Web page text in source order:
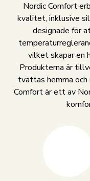
Nordic Comfort
kvalitet, inklusive
designade för
vilket skapar en
Produkterna är
tvättas hemma
Comfort är ett av